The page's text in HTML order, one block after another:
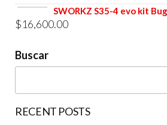
era:
$4,800.00.
es:
SWORKZ S35-4 evo kit
$16,600.00
Buscar
RECENT POSTS